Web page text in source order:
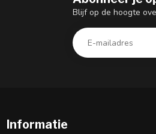
Blijf op de hoogte
Informatie